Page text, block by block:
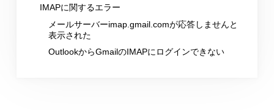
IMAPに関するエラー
メールサーバーimap.gmail.comが応答しませんと
表示された
OutlookからGmailのIMAPにログインできない